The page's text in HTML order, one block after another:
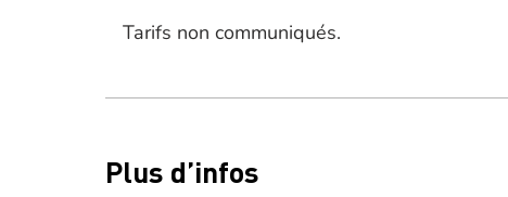
Tarifs non communiqués.
Plus d’infos